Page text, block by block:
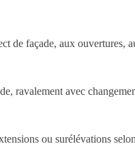
de façade, aux ouvertures,
ravalement avec
ou surélévations